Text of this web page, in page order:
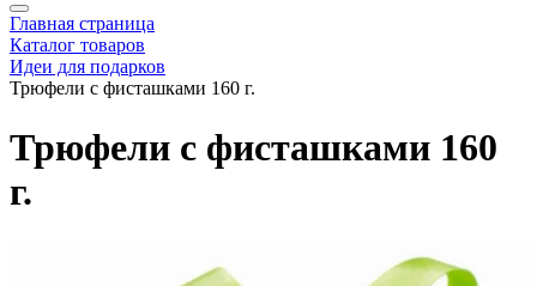
Главная страница
Каталог товаров
Идеи для подарков
Трюфели с фисташками 160 г.
Трюфели с фисташками 160
г.